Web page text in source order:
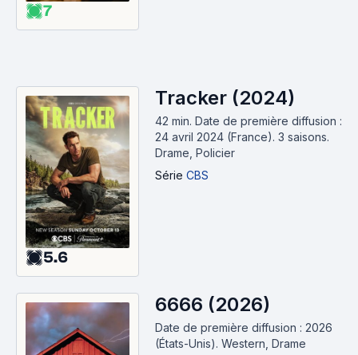
7
5.6
Tracker (2024)
42 min. Date de première diffusion :
24 avril 2024 (France). 3 saisons.
Drame, Policier
Série CBS
6666 (2026)
Date de première diffusion : 2026
(États-Unis). Western, Drame